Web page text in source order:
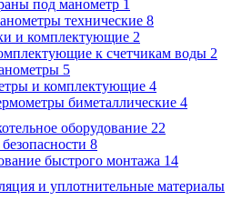
под манометр 1
технические 8
и комплектующие 2
к счетчикам воды 2
5
и комплектующие 4
биметаллические 4
оборудование 22
8
быстрого монтажа 14
и уплотнительные материалы